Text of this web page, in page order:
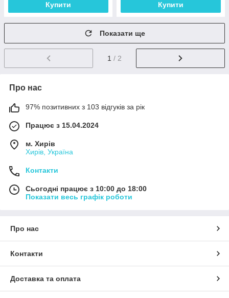
Купити Купити
Показати ще
1 / 2
Про нас
97% позитивних з 103 відгуків за рік
Працює з 15.04.2024
м. Хирів
Хирів, Україна
Контакти
Сьогодні працює з 10:00 до 18:00
Показати весь графік роботи
Про нас
Контакти
Доставка та оплата